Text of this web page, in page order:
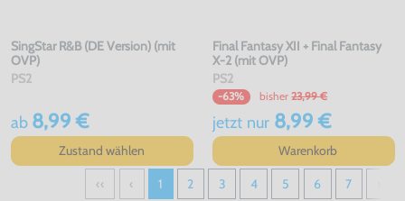
SingStar R&B (DE Version) (mit
OVP)
PS2
ab 8,99 €
Zustand wählen
Final Fantasy XII + Final Fantasy
X-2 (mit OVP)
PS2
-63% bisher 23,99 €
jetzt nur8,99 €
Warenkorb
‹‹ ‹ 1 2 3 4 5 6 7